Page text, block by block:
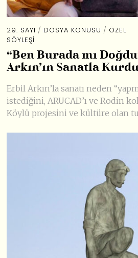
29. SAYI / DOSYA KONUSU / ÖZEL
SÖYLEŞI
“Ben Burada mı
Arkın’ın Sanatla
Erbil Arkın’la sanatı neden
istediğini, ARUCAD’ı ve Rodin
Köylü projesini ve kültüre olan